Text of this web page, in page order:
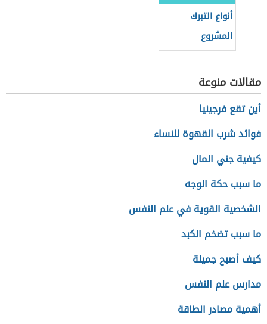
أنواع التبرك
المشروع
مقالات منوعة
أين تقع فرجينيا
فوائد شرب القهوة للنساء
كيفية جني المال
ما سبب حكة الوجه
الشخصية القوية في علم النفس
ما سبب تضخم الكبد
كيف أصبح جميلة
مدارس علم النفس
أهمية مصادر الطاقة